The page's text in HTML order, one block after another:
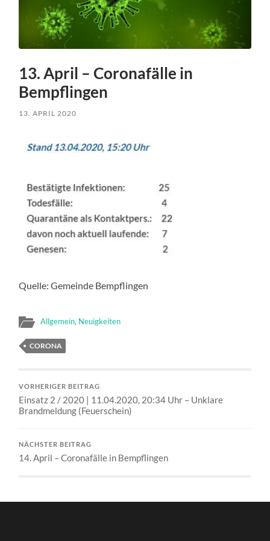
13. April – Coronafälle in
Bempflingen
13. APRIL 2020
Quelle: Gemeinde Bempflingen
Allgemein, Neuigkeiten
CORONA
VORHERIGER BEITRAG
Einsatz 2 / 2020 | 11.04.2020, 20:34 Uhr – Unklare
Brandmeldung (Feuerschein)
NÄCHSTER BEITRAG
14. April – Coronafälle in Bempflingen